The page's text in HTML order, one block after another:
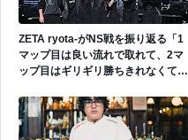
ZETA ryota-がNS戦を振り返る「1
マップ目は良い流れで取れて、2マ
ップ目はギリギリ勝ちきれなくて、
出たなという印象」